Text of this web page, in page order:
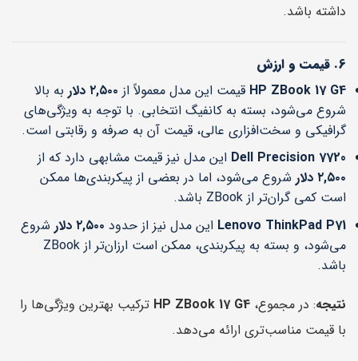
داشته باشد.
6. قیمت و ارزش
HP ZBook 17 G4 قیمت این مدل معمولاً از ۲,۵۰۰ دلار
به بالا
شروع می‌شود، بسته به کانفیگ انتخابی. با توجه به ویژگی‌های
گرافیکی و سخت‌افزاری عالی، قیمت آن به صرفه و رقابتی است.
Dell Precision 7720 این مدل نیز قیمت مشابهی دارد که از
۲,۵۰۰ دلار
شروع می‌شود، اما در بعضی از پیکربندی‌ها ممکن
است کمی گران‌تر از ZBook باشد.
Lenovo ThinkPad P71 این مدل نیز از حدود ۲,۵۰۰ دلار
شروع
می‌شود، و بسته به پیکربندی، ممکن است ارزان‌تر از ZBook
باشد.
نتیجه: در مجموع، HP ZBook 17 G4 ترکیب بهترین ویژگی‌ها را
با قیمت مناسب‌تری ارائه می‌دهد.